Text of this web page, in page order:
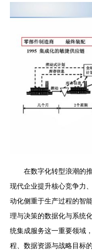
在数字化转型浪潮的
现代企业提升核心竞争力
动化侧重于生产过程的智
理与决策的数据化与系统
统集成服务这一重要领域
程、数据资源与战略目标